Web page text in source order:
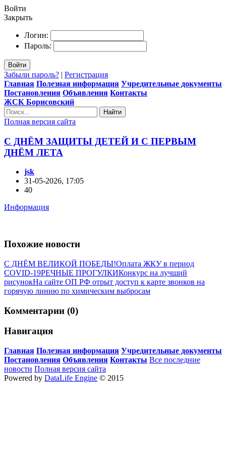
Войти
Закрыть
Логин:
Пароль:
Войти
Забыли пароль? | Регистрация
Главная Полезная информация Учредительные документы
Постановления Объявления Контакты
ЖСК Борисовский
Найти
Полная версия сайта
С ДНЁМ ЗАЩИТЫ ДЕТЕЙ И С ПЕРВЫМ
ДНЁМ ЛЕТА
jsk
31-05-2026, 17:05
40
Информация
Похожие новости
С ДНЁМ ВЕЛИКОЙ ПОБЕДЫ!Оплата ЖКУ в период
COVID-19РЕЧНЫЕ ПРОГУЛКИКонкурс на лучший
рисунокНа сайте ОП РФ отрыт доступ к карте звонков на
горячую линию по химическим выбросам
Комментарии (0)
Навигация
Главная Полезная информация Учредительные документы
Постановления Объявления Контакты Все последние
новости Полная версия сайта
Powered by DataLife Engine © 2015